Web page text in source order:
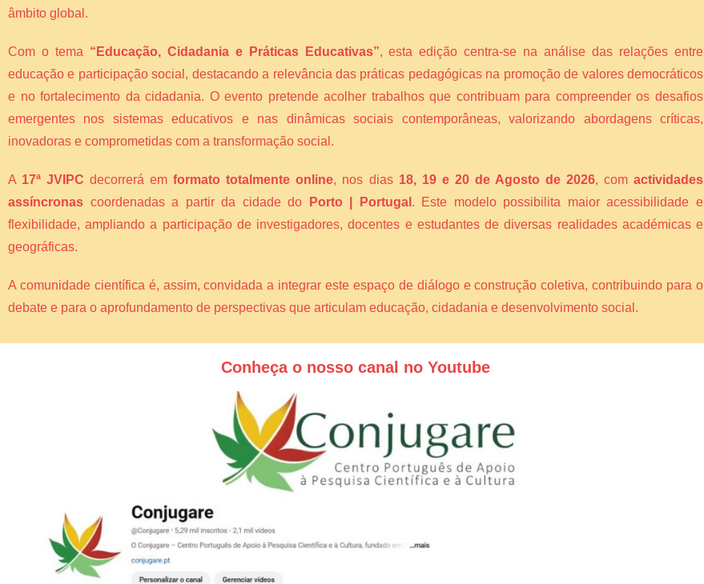
âmbito global.
Com o tema “Educação, Cidadania e Práticas Educativas”, esta edição centra-se na análise das relações entre
educação e participação social, destacando a relevância das práticas pedagógicas na promoção de valores democráticos
e no fortalecimento da cidadania. O evento pretende acolher trabalhos que contribuam para compreender os desafios
emergentes nos sistemas educativos e nas dinâmicas sociais contemporâneas, valorizando abordagens críticas,
inovadoras e comprometidas com a transformação social.
A 17ª JVIPC decorrerá emformato totalmente online, nos dias 18, 19 e 20 de Agosto de 2026, comactividades
assíncronas coordenadas a partir da cidade do Porto | Portugal . Este modelo possibilita maior acessibilidade e
flexibilidade, ampliando a participação de investigadores, docentes e estudantes de diversas realidades académicas e
geográficas.
A comunidade científica é, assim, convidada a integrar este espaço de diálogo e construção coletiva, contribuindo para o
debate e para o aprofundamento de perspectivas que articulam educação, cidadania e desenvolvimento social.
Conheça o nosso canal no Youtube